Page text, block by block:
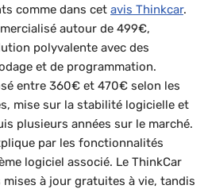
comme dans cet avis Thinkcar.
autour de 499€,
polyvalente avec des
et de programmation.
entre 360€ et 470€ selon les
mise sur la stabilité logicielle et
plusieurs années sur le marché.
par les fonctionnalités
logiciel associé. Le ThinkCar
à jour gratuites à vie, tandis